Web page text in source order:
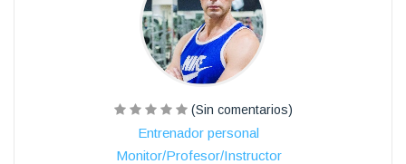
(Sin comentarios)
Entrenador personal
Monitor/Profesor/Instructor